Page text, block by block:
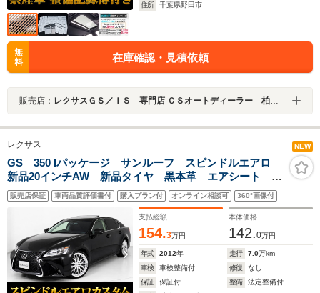
住所
千葉県野田市
無
料
在庫確認・見積依頼
販売店： レクサスＧＳ／ＩＳ 専門店 ＣＳオートディーラー 柏インター店 中古車専門店
レクサス NEW
GS 350 Iパッケージ サンルーフ スピンドルエアロ
新品20インチAW 新品タイヤ 黒本革 エアシート シ
ートヒーター シートメモリー パワーシート HIDライ
ト オートクルーズ リアシェード HDDマルチナビ
Bluetooth フルセグ
販売店保証 車両品質評価書付 購入プラン付 オンライン相談可 360°画像付
支払総額
154.3万円
本体価格
142.0万円
年式 2012年 走行 7.0万km
車検
車検整備付 修復
なし
保証
保証付 整備
法定整備付